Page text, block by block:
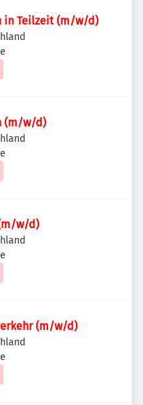
in Teilzeit (m/w/d)
(m/w/d)
w/d)
(m/w/d)